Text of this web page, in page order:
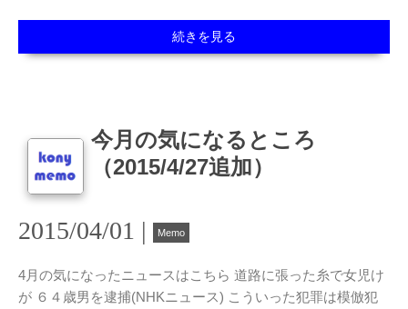
続きを見る
今月の気になるところ
（2015/4/27追加）
2015/04/01 | Memo
4月の気になったニュースはこちら 道路に張った糸で女児け
が ６４歳男を逮捕(NHKニュース) こういった犯罪は模倣犯